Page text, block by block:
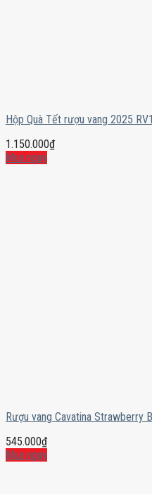
Hộp Quà Tết rượu vang 2025
1.150.000₫
Mua ngay
Rượu vang Cavatina Strawberry
545.000₫
Mua ngay